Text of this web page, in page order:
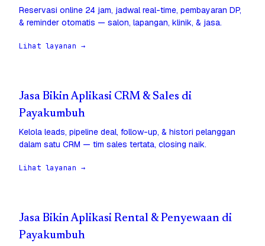
Reservasi online 24 jam, jadwal real-time, pembayaran DP,
& reminder otomatis — salon, lapangan, klinik, & jasa.
Lihat layanan →
Jasa Bikin Aplikasi CRM & Sales di
Payakumbuh
Kelola leads, pipeline deal, follow-up, & histori pelanggan
dalam satu CRM — tim sales tertata, closing naik.
Lihat layanan →
Jasa Bikin Aplikasi Rental & Penyewaan di
Payakumbuh